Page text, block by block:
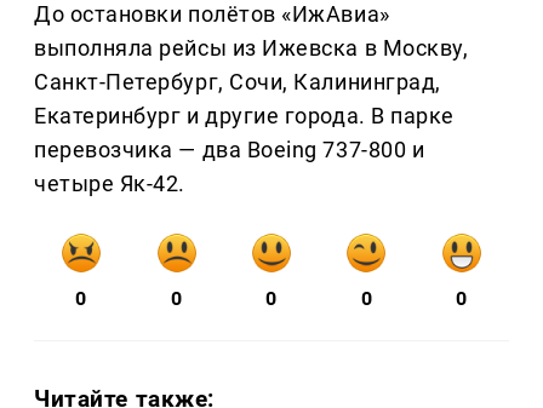
До остановки полётов «ИжАвиа»
выполняла рейсы из Ижевска в Москву,
Санкт-Петербург, Сочи, Калининград,
Екатеринбург и другие города. В парке
перевозчика — два Boeing 737-800 и
четыре Як-42.
0 0 0 0 0
Читайте также: